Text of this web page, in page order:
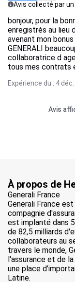
Avis collecté par
bonjour, pour la
enregistrés au lieu
avenant mon
GENERALI
collaboratrice d
tous mes contrats
Expérience du : 4
Avis
À propos de
Generali France
Generali France
compagnie
est implanté dans
de 82,5 milliards
collaborateurs au
travers le monde,
l'assurance et de
une place
Latine.